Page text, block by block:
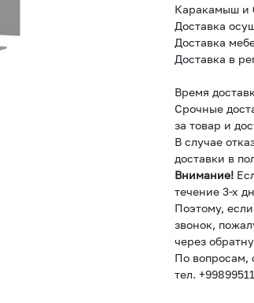
Каракамыш и
Доставка
Доставка
Доставка в
Время
Срочные
за товар и
В случае
доставки в
Внимание!
течение 3-х
Поэтому,
звонок,
через
По вопросам,
тел.